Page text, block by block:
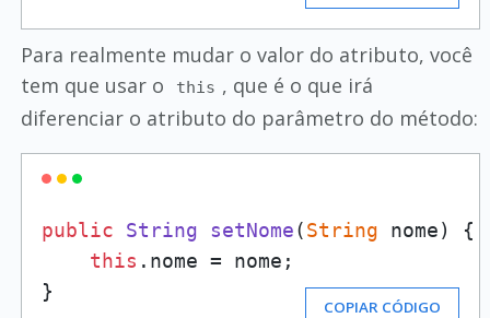
Para realmente mudar o valor do atributo, você
tem que usar o
this , que é o que irá
diferenciar o atributo do parâmetro do método:
public String setNome(String nome) {
this . nome = nome;
}
COPIAR CÓDIGO